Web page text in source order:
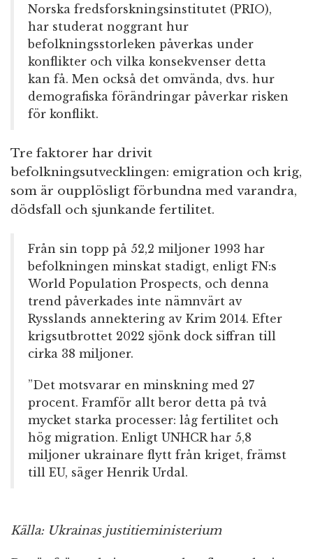
Norska fredsforskningsinstitutet (PRIO),
har studerat noggrant hur
befolkningsstorleken påverkas under
konflikter och vilka konsekvenser detta
kan få. Men också det omvända, dvs. hur
demografiska förändringar påverkar risken
för konflikt.
Tre faktorer har drivit
befolkningsutvecklingen: emigration och krig,
som är oupplösligt förbundna med varandra,
dödsfall och sjunkande fertilitet.
Från sin topp på 52,2 miljoner 1993 har
befolkningen minskat stadigt, enligt FN:s
World Population Prospects, och denna
trend påverkades inte nämnvärt av
Rysslands annektering av Krim 2014. Efter
krigsutbrottet 2022 sjönk dock siffran till
cirka 38 miljoner.
”Det motsvarar en minskning med 27
procent. Framför allt beror detta på två
mycket starka processer: låg fertilitet och
hög migration. Enligt UNHCR har 5,8
miljoner ukrainare flytt från kriget, främst
till EU, säger Henrik Urdal.
Källa: Ukrainas justitieministerium